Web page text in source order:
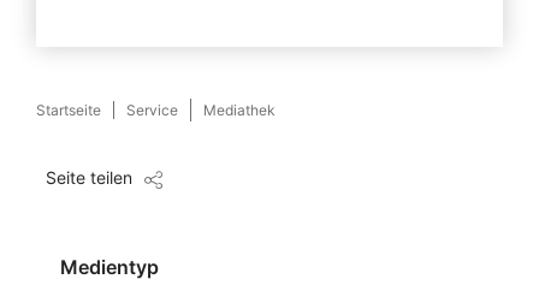
Startseite Service Mediathek
Seite teilen
Medientyp